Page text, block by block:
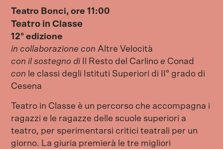
Teatro Bonci, ore 11:00
Teatro in Classe
12° edizione
in collaborazione con Altre Velocità
con il sostegno di Il Resto del Carlinoe Conad
con le classi degli Istituti Superiori di II° grado di
Cesena
Teatro in Classe è un percorso che accompagna i
ragazzi e le ragazze delle scuole superiori a
teatro, per sperimentarsi critici teatrali per un
giorno. La giuria premierà le tre migliori